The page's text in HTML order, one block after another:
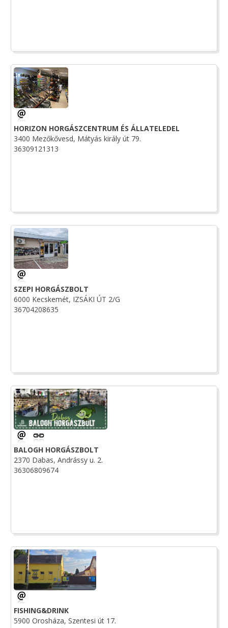
HORIZON HORGÁSZCENTRUM ÉS ÁLLATELEDEL
3400 Mezőkővesd, Mátyás király út 79.
36309121313
SZEPI HORGÁSZBOLT
6000 Kecskemét, IZSÁKI ÚT 2/G
36704208635
BALOGH HORGÁSZBOLT
2370 Dabas, Andrássy u. 2.
36306809674
FISHING&DRINK
5900 Orosháza, Szentesi út 17.